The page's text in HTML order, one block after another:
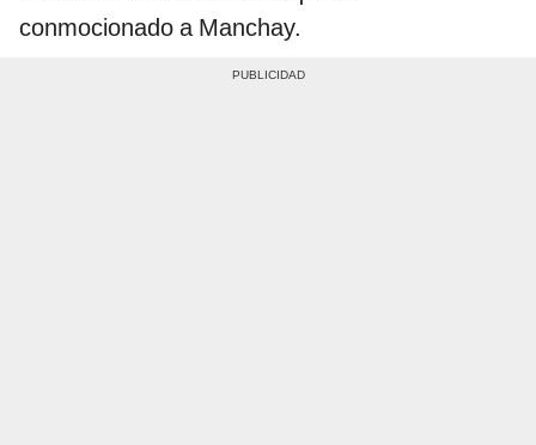
conmocionado a Manchay.